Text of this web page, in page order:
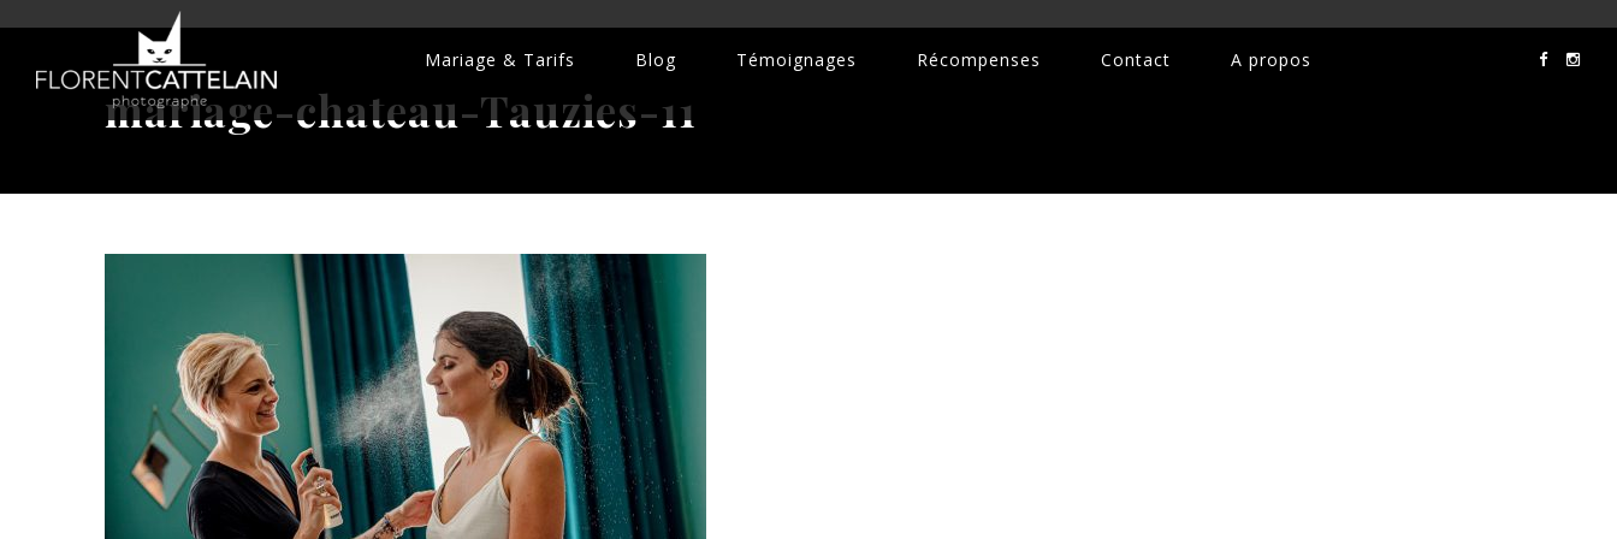
Mariage & Tarifs Blog Témoignages Récompenses Contact A propos
mariage-chateau-Tauzies-11